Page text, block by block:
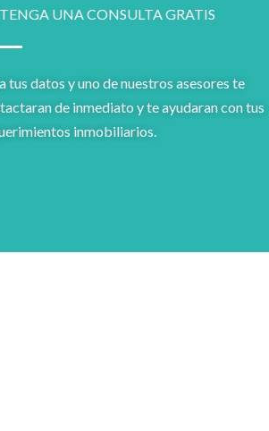
UNA CONSULTA GRATIS
tus datos y uno de nuestros asesores te
de inmediato y te ayudaran con tus
inmobiliarios.